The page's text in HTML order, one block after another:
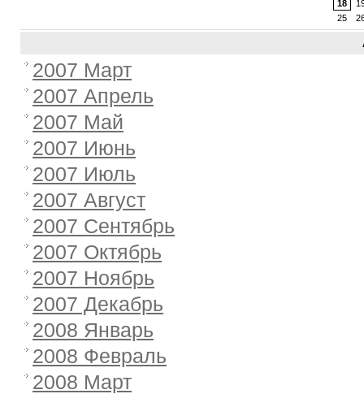
18
25
2007 Март
2007 Апрель
2007 Май
2007 Июнь
2007 Июль
2007 Август
2007 Сентябрь
2007 Октябрь
2007 Ноябрь
2007 Декабрь
2008 Январь
2008 Февраль
2008 Март